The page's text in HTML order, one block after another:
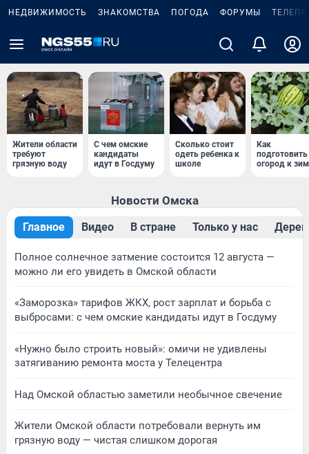
НЕДВИЖИМОСТЬ ЗНАКОМСТВА ПОГОДА ФОРУМЫ
Жители области
требуют
грязную воду
С чем омские
кандидаты
идут в Госдуму
Сколько стоит
одеть ребенка к
школе
Как
подготовить
огород к
Новости Омска
Главное Видео В стране Только у нас
Полное солнечное затмение состоится 12 августа —
можно ли его увидеть в Омской области
«Заморозка» тарифов ЖКХ, рост зарплат и борьба с
выбросами: с чем омские кандидаты идут в Госдуму
«Нужно было строить новый»: омичи не удивлены
затягиванию ремонта моста у Телецентра
Над Омской областью заметили необычное свечение
Жители Омской области потребовали вернуть им
грязную воду — чистая слишком дорогая